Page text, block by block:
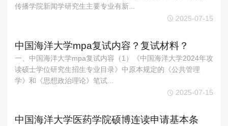
院校库 考试报名 招生政策 学制学费
MTA旅游管理
院校库 考试报名 招生政策 学制学费
报名流程
传播学院新闻学研究生主要专业有新...
2025-07-15
中国海洋大学mpa复试内容？复试材料？
一、中国海洋大学mpa复试内容（1）《中国海洋大学2024年攻
读硕士学位研究生招生专业目录》中原本规定的《公共管理
学》和《思想政治理论》笔试...
2025-07-15
中国海洋大学医药学院硕博连读申请基本条